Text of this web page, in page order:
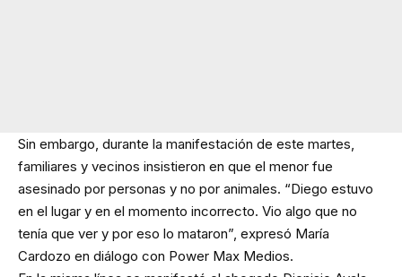
Sin embargo, durante la manifestación de este martes,
familiares y vecinos insistieron en que el menor fue
asesinado por personas y no por animales. “Diego estuvo
en el lugar y en el momento incorrecto. Vio algo que no
tenía que ver y por eso lo mataron”, expresó María
Cardozo en diálogo con Power Max Medios.